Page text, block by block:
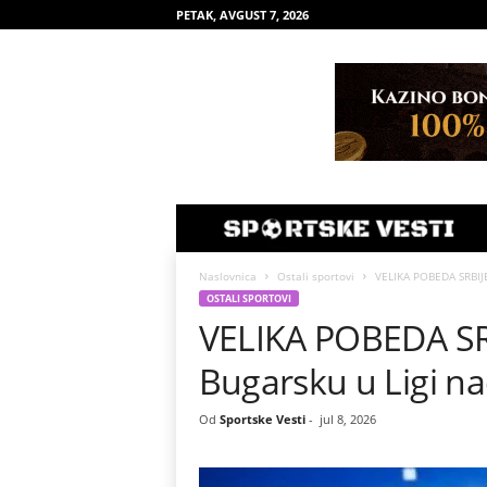
PETAK, AVGUST 7, 2026
Naslovnica Ostali sportovi VELIKA POBEDA
OSTALI SPORTOVI
VELIKA POBEDA
Bugarsku u Ligi
Od Sportske Vesti- jul 8, 2026